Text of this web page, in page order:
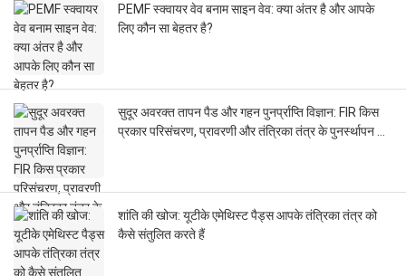
PEMF स्क्वायर वेव बनाम साइन वेव: क्या अंतर है और आपके
लिए कौन सा बेहतर है?
सुदूर अवरक्त तापन पैड और गहन पुनर्प्राप्ति विज्ञान: FIR किस
प्रकार परिसंचरण, प्रावरणी और तंत्रिका तंत्र के पुनर्स्थापन को
शांति की खोज: यूटीके एमेथिस्ट पैड्स आपके तंत्रिका तंत्र को
कैसे संतुलित करते हैं